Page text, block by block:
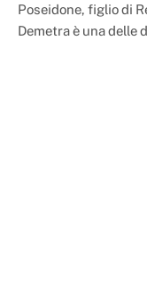
Poseidone, figlio di
Demetra è una delle